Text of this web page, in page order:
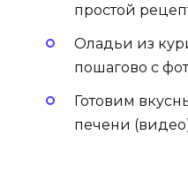
простой
Оладьи из
пошагово с
Готовим
печени